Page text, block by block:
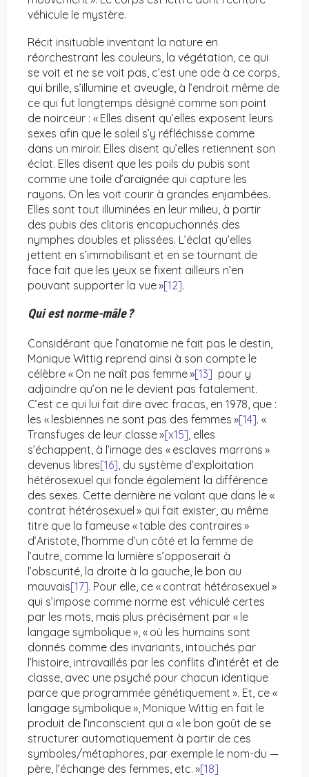
véhicule le mystère.
Récit insituable inventant la nature en
réorchestrant les couleurs, la végétation, ce qui
se voit et ne se voit pas, c’est une ode à ce corps,
qui brille, s’illumine et aveugle, à l’endroit même de
ce qui fut longtemps désigné comme son point
de noirceur : « Elles disent qu’elles exposent leurs
sexes afin que le soleil s’y réfléchisse comme
dans un miroir. Elles disent qu’elles retiennent son
éclat. Elles disent que les poils du pubis sont
comme une toile d’araignée qui capture les
rayons. On les voit courir à grandes enjambées.
Elles sont tout illuminées en leur milieu, à partir
des pubis des clitoris encapuchonnés des
nymphes doubles et plissées. L’éclat qu’elles
jettent en s’immobilisant et en se tournant de
face fait que les yeux se fixent ailleurs n’en
pouvant supporter la vue »[12].
Qui est norme-mâle?
Considérant que l’anatomie ne fait pas le destin,
Monique Wittig reprend ainsi à son compte le
célèbre « On ne naît pas femme »[13] pour y
adjoindre qu’on ne le devient pas fatalement.
C’est ce qui lui fait dire avec fracas, en 1978, que :
les « lesbiennes ne sont pas des femmes »[14]. «
Transfuges de leur classe »[x15], elles
s’échappent, à l’image des « esclaves marrons »
devenus libres[16], du système d’exploitation
hétérosexuel qui fonde également la différence
des sexes. Cette dernière ne valant que dans le «
contrat hétérosexuel » qui fait exister, au même
titre que la fameuse « table des contraires »
d’Aristote, l’homme d’un côté et la femme de
l’autre, comme la lumière s’opposerait à
l’obscurité, la droite à la gauche, le bon au
mauvais[17]. Pour elle, ce « contrat hétérosexuel »
qui s’impose comme norme est véhiculé certes
par les mots, mais plus précisément par « le
langage symbolique », « où les humains sont
donnés comme des invariants, intouchés par
l’histoire, intravaillés par les conflits d’intérêt et de
classe, avec une psyché pour chacun identique
parce que programmée génétiquement ». Et, ce «
langage symbolique », Monique Wittig en fait le
produit de l’inconscient qui a « le bon goût de se
structurer automatiquement à partir de ces
symboles/métaphores, par exemple le nom-du —
père, l’échange des femmes, etc. »[18]